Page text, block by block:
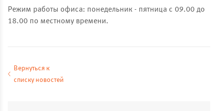
Режим работы офиса: понедельник - пятница с 09.00 до
18.00 по местному времени.
Вернуться к
списку новостей